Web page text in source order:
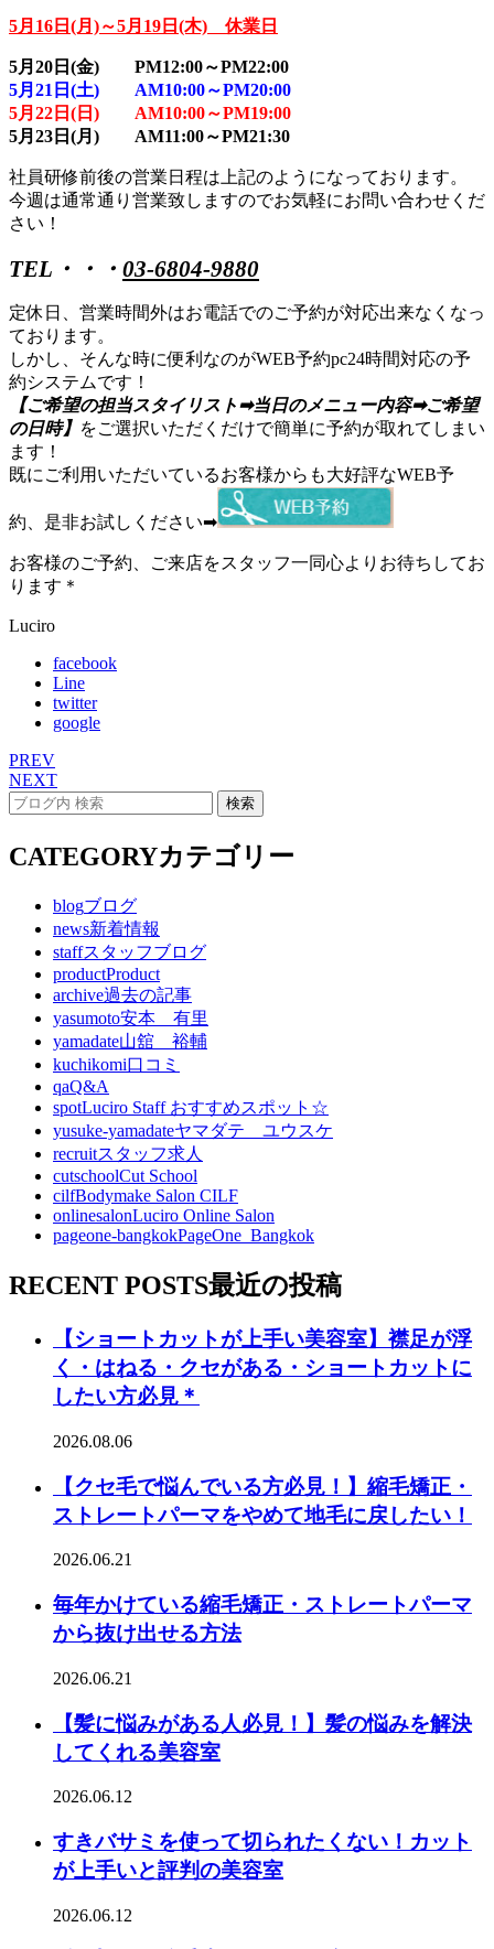
5月16日(月)～5月19日(木) 休業日
5月20日(金) PM12:00～PM22:00
5月21日(土) AM10:00～PM20:00
5月22日(日) AM10:00～PM19:00
5月23日(月) AM11:00～PM21:30
社員研修前後の営業日程は上記のようになっております。
今週は通常通り営業致しますのでお気軽にお問い合わせくだ
さい！
TEL・・・ 03-6804-9880
定休日、営業時間外はお電話でのご予約が対応出来なくなっ
ております。
しかし、そんな時に便利なのがWEB予約pc24時間対応の予
約システムです！
【ご希望の担当スタイリスト➡当日のメニュー内容➡ご希望
の日時】 をご選択いただくだけで簡単に予約が取れてしまい
ます！
既にご利用いただいているお客様からも大好評なWEB予
約、是非お試しください➡
お客様のご予約、ご来店をスタッフ一同心よりお待ちしてお
ります＊
Luciro
facebook
Line
twitter
google
PREV
NEXT
CATEGORYカテゴリー
blogブログ
news新着情報
staffスタッフブログ
productProduct
archive過去の記事
yasumoto安本 有里
yamadate山舘 裕輔
kuchikomi口コミ
qaQ&A
spotLuciro Staff おすすめスポット☆
yusuke-yamadateヤマダテ ユウスケ
recruitスタッフ求人
cutschoolCut School
cilfBodymake Salon CILF
onlinesalonLuciro Online Salon
pageone-bangkokPageOne_Bangkok
RECENT POSTS最近の投稿
【ショートカットが上手い美容室】襟足が浮
く・はねる・クセがある・ショートカットに
したい方必見＊
2026.08.06
【クセ毛で悩んでいる方必見！】縮毛矯正・
ストレートパーマをやめて地毛に戻したい！
2026.06.21
毎年かけている縮毛矯正・ストレートパーマ
から抜け出せる方法
2026.06.21
【髪に悩みがある人必見！】髪の悩みを解決
してくれる美容室
2026.06.12
すきバサミを使って切られたくない！カット
が上手いと評判の美容室
2026.06.12